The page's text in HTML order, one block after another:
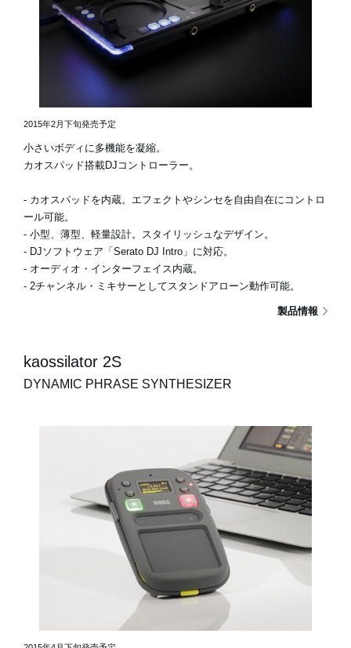
2015年2月下旬発売予定
小さいボディに多機能を凝縮。
カオスパッド搭載DJコントローラー。
- カオスパッドを内蔵。エフェクトやシンセを自由自在にコントロ
ール可能。
- 小型、薄型、軽量設計。スタイリッシュなデザイン。
- DJソフトウェア「Serato DJ Intro」に対応。
- オーディオ・インターフェイス内蔵。
- 2チャンネル・ミキサーとしてスタンドアローン動作可能。
製品情報
kaossilator 2S
DYNAMIC PHRASE SYNTHESIZER